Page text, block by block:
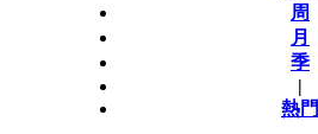
周
月
季
|
熱門